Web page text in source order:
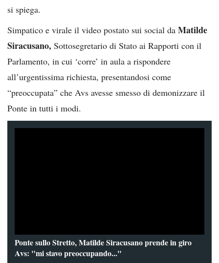
si spiega.
Simpatico e virale il video postato sui social da Matilde
Siracusano, Sottosegretario di Stato ai Rapporti con il
Parlamento, in cui ‘corre’ in aula a rispondere
all’urgentissima richiesta, presentandosi come
“preoccupata” che Avs avesse smesso di demonizzare il
Ponte in tutti i modi.
Ponte sullo Stretto, Matilde Siracusano prende in giro
Avs: "mi stavo preoccupando..."